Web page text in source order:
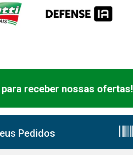
receber nossas ofertas!
Pedidos